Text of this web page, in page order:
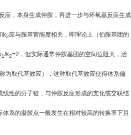
应，本身生成仲胺，再进一步与环氧基反应生成
k2应与胺基官能度相关，即理论上（伯胺基团的
k1/k2=2 ，但实际通常仲胺基团的空间位阻大，活
称为取代基效应），这种取代基效应使得体系偏
性的分子链，与仲胺反应形成的支化或交联结
系的凝胶点一般发生在相对较高的转换率下且